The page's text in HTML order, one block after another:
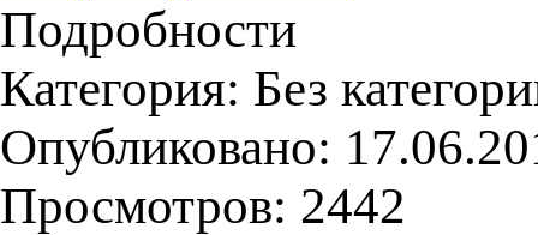
Подробности
Категория: Без
Опубликовано:
Просмотров: 2442